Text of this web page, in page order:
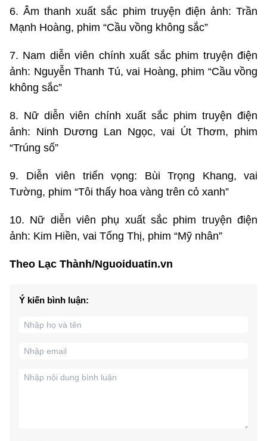
6. Âm thanh xuất sắc phim truyện điện ảnh: Trần
Mạnh Hoàng, phim “Cầu vồng không sắc”
7. Nam diễn viên chính xuất sắc phim truyện điện
ảnh: Nguyễn Thanh Tú, vai Hoàng, phim “Cầu vồng
không sắc”
8. Nữ diễn viên chính xuất sắc phim truyện điện
ảnh: Ninh Dương Lan Ngọc, vai Út Thơm, phim
“Trúng số”
9. Diễn viên triển vọng: Bùi Trọng Khang, vai
Tường, phim “Tôi thấy hoa vàng trên cỏ xanh”
10. Nữ diễn viên phụ xuất sắc phim truyện điện
ảnh: Kim Hiền, vai Tống Thị, phim “Mỹ nhân”
Theo Lạc Thành/Nguoiduatin.vn
Ý kiến bình luận: